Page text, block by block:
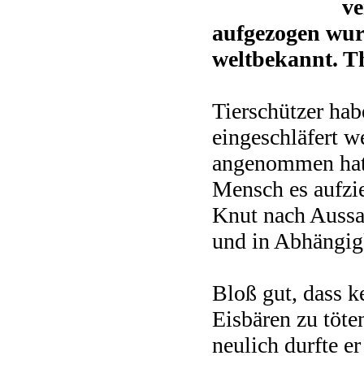
aufgezogen
weltbekannt.
Tierschützer
eingeschläfert
angenommen
Mensch es
Knut nach
und in
Bloß gut, dass
Eisbären zu
neulich durfte